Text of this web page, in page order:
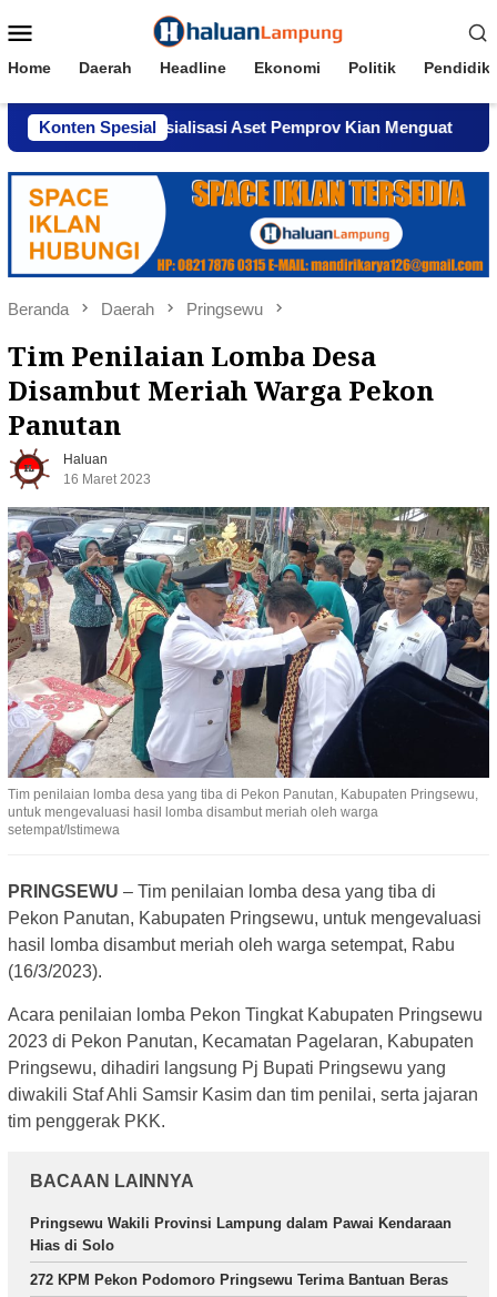
ke
Mobile
Home Daerah Headline Ekonomi Politik
Konten Spesial
Komersialisasi Aset Pemprov Kian Menguat
Beranda Daerah Pringsewu
Tim Penilaian Lomba Desa
Disambut Meriah Warga Pekon
Panutan
Haluan
16 Maret 2023
Tim penilaian lomba desa yang tiba di Pekon Panutan, Kabupaten Pringsewu,
untuk mengevaluasi hasil lomba disambut meriah oleh warga
setempat/Istimewa
PRINGSEWU – Tim penilaian lomba desa yang tiba di
Pekon Panutan, Kabupaten Pringsewu, untuk mengevaluasi
hasil lomba disambut meriah oleh warga setempat, Rabu
(16/3/2023).
Acara penilaian lomba Pekon Tingkat Kabupaten Pringsewu
2023 di Pekon Panutan, Kecamatan Pagelaran, Kabupaten
Pringsewu, dihadiri langsung Pj Bupati Pringsewu yang
diwakili Staf Ahli Samsir Kasim dan tim penilai, serta jajaran
tim penggerak PKK.
BACAAN LAINNYA
Pringsewu Wakili Provinsi Lampung dalam Pawai Kendaraan
Hias di Solo
272 KPM Pekon Podomoro Pringsewu Terima Bantuan Beras